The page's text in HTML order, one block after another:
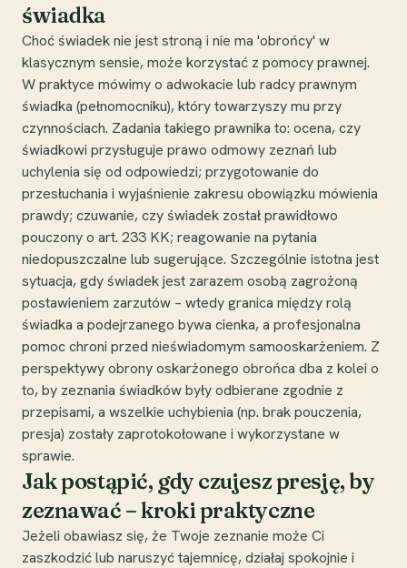
świadka
Choć świadek nie jest stroną i nie ma 'obrońcy' w
klasycznym sensie, może korzystać z pomocy prawnej.
W praktyce mówimy o adwokacie lub radcy prawnym
świadka (pełnomocniku), który towarzyszy mu przy
czynnościach. Zadania takiego prawnika to: ocena, czy
świadkowi przysługuje prawo odmowy zeznań lub
uchylenia się od odpowiedzi; przygotowanie do
przesłuchania i wyjaśnienie zakresu obowiązku mówienia
prawdy; czuwanie, czy świadek został prawidłowo
pouczony o art. 233 KK; reagowanie na pytania
niedopuszczalne lub sugerujące. Szczególnie istotna jest
sytuacja, gdy świadek jest zarazem osobą zagrożoną
postawieniem zarzutów – wtedy granica między rolą
świadka a podejrzanego bywa cienka, a profesjonalna
pomoc chroni przed nieświadomym samooskarżeniem. Z
perspektywy obrony oskarżonego obrońca dba z kolei o
to, by zeznania świadków były odbierane zgodnie z
przepisami, a wszelkie uchybienia (np. brak pouczenia,
presja) zostały zaprotokołowane i wykorzystane w
sprawie.
Jak postąpić, gdy czujesz presję, by
zeznawać – kroki praktyczne
Jeżeli obawiasz się, że Twoje zeznanie może Ci
zaszkodzić lub naruszyć tajemnicę, działaj spokojnie i